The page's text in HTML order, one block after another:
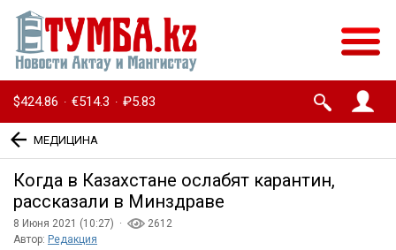
$424.86 · €514.3 · ₽5.83
МЕДИЦИНА
Когда в Казахстане ослабят карантин,
рассказали в Минздраве
8 Июня 2021 (10:27) ·
2612
Автор: Редакция